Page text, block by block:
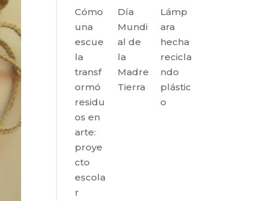
Cómo
una
escue
la
transf
ormó
residu
os en
arte:
proye
cto
escola
r
Día
Mundi
al de
la
Madre
Tierra
Lámp
ara
hecha
recicla
ndo
plástic
o